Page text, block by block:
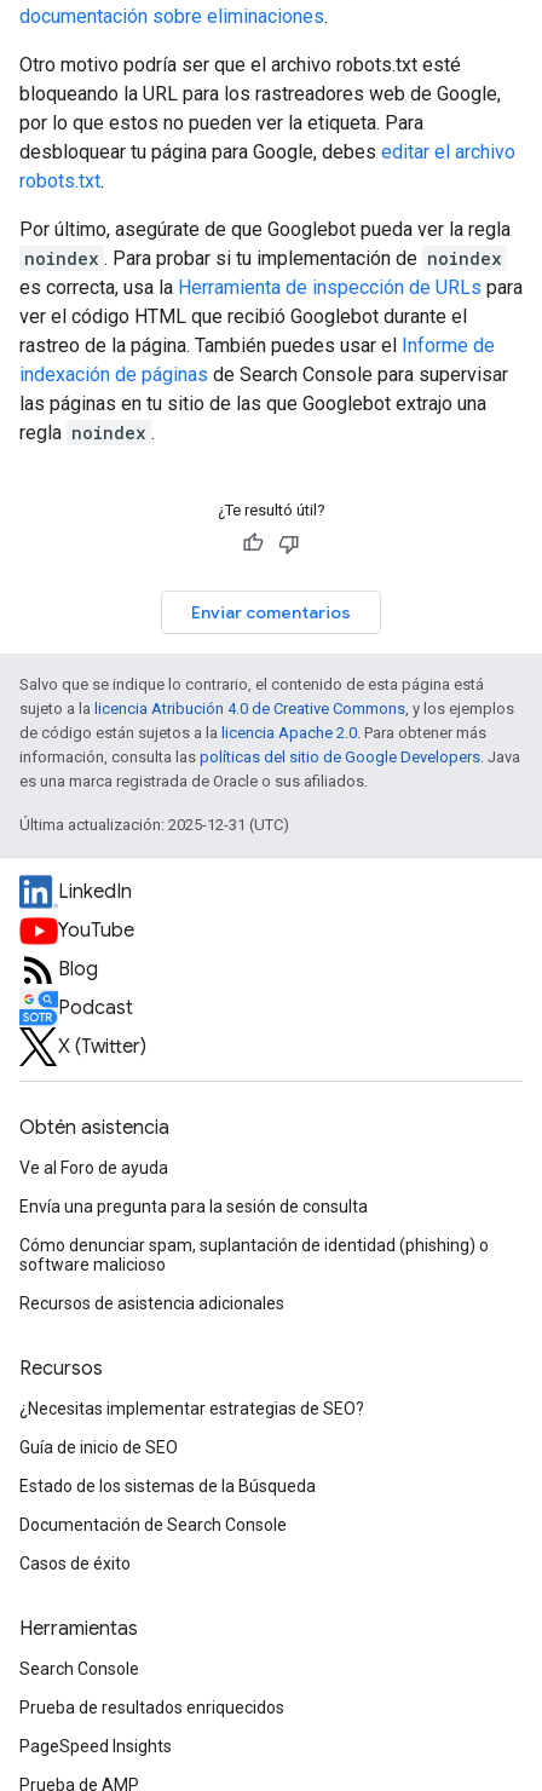
documentación sobre eliminaciones.
Otro motivo podría ser que el archivo robots.txt esté
bloqueando la URL para los rastreadores web de Google,
por lo que estos no pueden ver la etiqueta. Para
desbloquear tu página para Google, debes editar el archivo
robots.txt.
Por último, asegúrate de que Googlebot pueda ver la regla
noindex . Para probar si tu implementación de noindex
es correcta, usa la Herramienta de inspección de URLs para
ver el código HTML que recibió Googlebot durante el
rastreo de la página. También puedes usar el Informe de
indexación de páginas de Search Console para supervisar
las páginas en tu sitio de las que Googlebot extrajo una
regla noindex .
¿Te resultó útil?
Enviar comentarios
Salvo que se indique lo contrario, el contenido de esta página está
sujeto a la licencia Atribución 4.0 de Creative Commons, y los ejemplos
de código están sujetos a la licencia Apache 2.0. Para obtener más
información, consulta las políticas del sitio de Google Developers. Java
es una marca registrada de Oracle o sus afiliados.
Última actualización: 2025-12-31 (UTC)
LinkedIn
YouTube
Blog
Podcast
X (Twitter)
Obtén asistencia
Ve al Foro de ayuda
Envía una pregunta para la sesión de consulta
Cómo denunciar spam, suplantación de identidad (phishing) o
software malicioso
Recursos de asistencia adicionales
Recursos
¿Necesitas implementar estrategias de SEO?
Guía de inicio de SEO
Estado de los sistemas de la Búsqueda
Documentación de Search Console
Casos de éxito
Herramientas
Search Console
Prueba de resultados enriquecidos
PageSpeed Insights
Prueba de AMP